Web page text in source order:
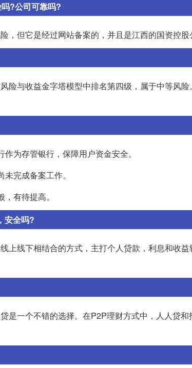
?公司可靠吗?
，但它是经过网站备案的，并且是江西的国资控股
险与收益金字塔模型中排名第四级，属于中等风
为存管银行，保障用户资金安全。
完成备案工作。
有待提高。
安全吗?
上线下相结合的方式，主打个人贷款，利息和收
是一个不错的选择。在P2P理财方式中，人人贷